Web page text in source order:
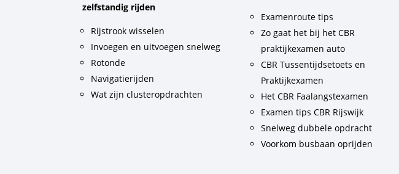
zelfstandig rijden
Rijstrook wisselen
Invoegen en uitvoegen snelweg
Rotonde
Navigatierijden
Wat zijn clusteropdrachten
Examenroute tips
Zo gaat het bij het CBR
praktijkexamen auto
CBR Tussentijdsetoets en
Praktijkexamen
Het CBR Faalangstexamen
Examen tips CBR Rijswijk
Snelweg dubbele opdracht
Voorkom busbaan oprijden